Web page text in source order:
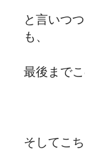
と言いつ
も、
最後まで
そしてこ